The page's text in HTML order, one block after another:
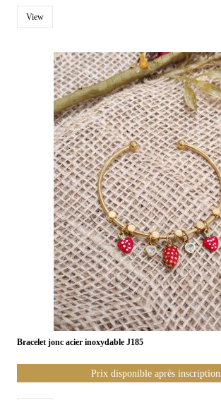
View
Bracelet jonc acier inoxydable J185
Prix disponible après inscription